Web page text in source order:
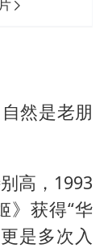
然是老朋
高，1993
》获得“华
是多次入